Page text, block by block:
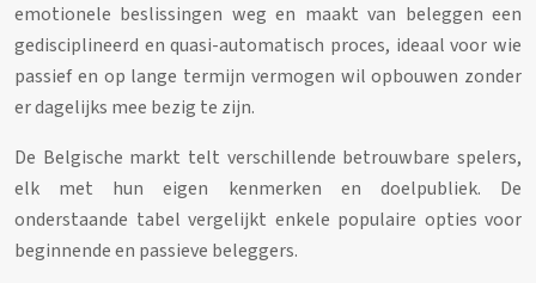
emotionele beslissingen weg en maakt van beleggen een
gedisciplineerd en quasi-automatisch proces, ideaal voor wie
passief en op lange termijn vermogen wil opbouwen zonder
er dagelijks mee bezig te zijn.
De Belgische markt telt verschillende betrouwbare spelers,
elk met hun eigen kenmerken en doelpubliek. De
onderstaande tabel vergelijkt enkele populaire opties voor
beginnende en passieve beleggers.